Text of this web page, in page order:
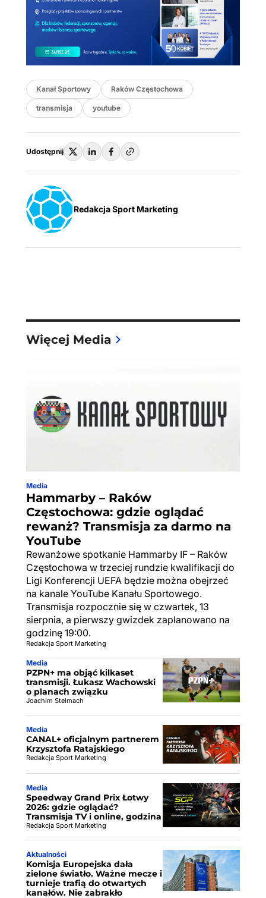
Kanał Sportowy Raków Częstochowa
transmisja youtube
Udostępnij
Redakcja Sport Marketing
Więcej Media
Media
Hammarby – Raków
Częstochowa: gdzie oglądać
rewanż? Transmisja za darmo na
YouTube
Rewanżowe spotkanie Hammarby IF – Raków
Częstochowa w trzeciej rundzie kwalifikacji do
Ligi Konferencji UEFA będzie można obejrzeć
na kanale YouTube Kanału Sportowego.
Transmisja rozpocznie się w czwartek, 13
sierpnia, a pierwszy gwizdek zaplanowano na
godzinę 19:00.
Redakcja Sport Marketing
Media
PZPN+ ma objąć kilkaset
transmisji. Łukasz Wachowski
o planach związku
Joachim Stelmach
Media
CANAL+ oficjalnym partnerem
Krzysztofa Ratajskiego
Redakcja Sport Marketing
Media
Speedway Grand Prix Łotwy
2026: gdzie oglądać?
Transmisja TV i online, godzina
Redakcja Sport Marketing
Aktualności
Komisja Europejska dała
zielone światło. Ważne mecze i
turnieje trafią do otwartych
kanałów. Nie zabrakło